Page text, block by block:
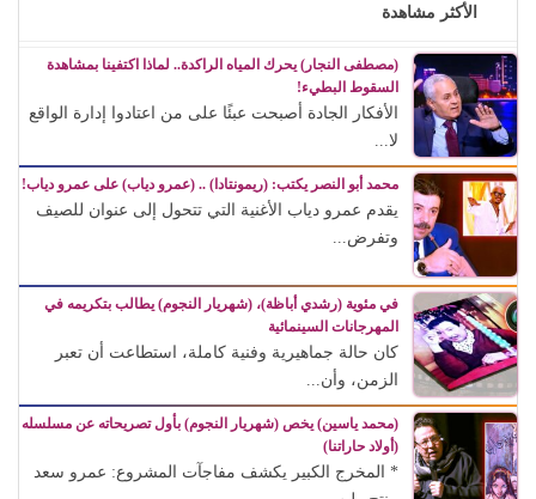
الأكثر مشاهدة
(مصطفى النجار) يحرك المياه الراكدة.. لماذا اكتفينا بمشاهدة
السقوط البطيء!
الأفكار الجادة أصبحت عبئًا على من اعتادوا إدارة الواقع
لا...
محمد أبو النصر يكتب: (ريمونتادا) .. (عمرو دياب) على عمرو دياب!
يقدم عمرو دياب الأغنية التي تتحول إلى عنوان للصيف
وتفرض...
في مئوية (رشدي أباظة)، (شهريار النجوم) يطالب بتكريمه في
المهرجانات السينمائية
كان حالة جماهيرية وفنية كاملة، استطاعت أن تعبر
الزمن، وأن...
(محمد ياسين) يخص (شهريار النجوم) بأول تصريحاته عن مسلسله
(أولاد حاراتنا)
* المخرج الكبير يكشف مفاجآت المشروع: عمرو سعد